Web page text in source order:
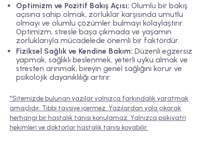
Optimizm ve Pozitif Bakış Açısı:Olumlu bir bakış
açısına sahip olmak, zorluklar karşısında umutlu
olmayı ve olumlu çözümler bulmayı kolaylaştırır.
Optimizm, stresle başa çıkmada ve yaşamın
zorluklarıyla mücadelede önemli bir faktördür.
Fiziksel Sağlık ve Kendine Bakım: Düzenli egzersiz
yapmak, sağlıklı beslenmek, yeterli uyku almak ve
stresten arınmak, bireyin genel sağlığını korur ve
psikolojik dayanıklılığı artırır.
*Sitemizde bulunan yazılar yalnızca farkındalık yaratmak
amaçlıdır. Tıbbi tavsiye içermez. Yazılardan yola çıkarak
herhangi bir hastalık tanısı konulamaz. Yalnızca psikiyatri
hekimleri ve doktorlar hastalık tanısı koyabilir.